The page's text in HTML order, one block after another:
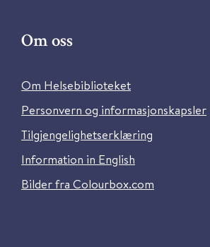
Om oss
Om Helsebiblioteket
Personvern og informasjonskapsler
Tilgjengelighetserklæring
Information in English
Bilder fra Colourbox.com